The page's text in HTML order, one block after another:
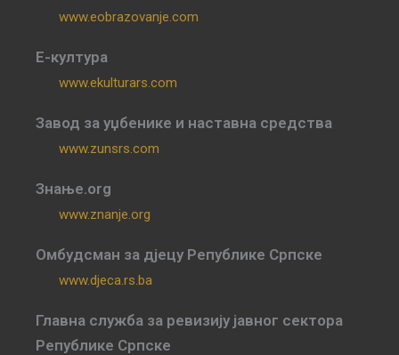
www.eobrazovanje.com
Е-култура
www.ekulturars.com
Завод за уџбенике и наставна средства
www.zunsrs.com
Знање.org
www.znanje.org
Омбудсман за дјецу Републике Српске
www.djeca.rs.ba
Главна служба за ревизију јавног сектора
Републике Српске